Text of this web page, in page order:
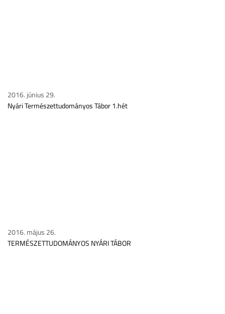
2016. június 29.
Nyári Természettudományos Tábor 1.hét
2016. május 26.
TERMÉSZETTUDOMÁNYOS NYÁRI TÁBOR